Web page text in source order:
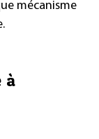
mécanisme
à